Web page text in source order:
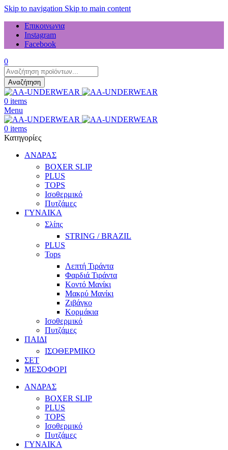
Skip to navigation Skip to main content
Επικοινωνια
Instagram
Facebook
0
Products
search
Αναζήτηση
0 items
Menu
0 items
Κατηγορίες
ΑΝΔΡΑΣ
BOXER SLIP
PLUS
TOPS
Ισοθερμικό
Πυτζάμες
ΓΥΝΑΙΚΑ
Σλίπς
STRING / BRAZIL
PLUS
Tops
Λεπτή Τιράντα
Φαρδιά Τιράντα
Κοντό Μανίκι
Μακρύ Μανίκι
Ζιβάγκο
Κορμάκια
Ισοθερμικό
Πυτζάμες
ΠΑΙΔΙ
ΙΣΟΘΕΡΜΙΚΟ
ΣΕΤ
ΜΕΣΟΦΟΡΙ
ΑΝΔΡΑΣ
BOXER SLIP
PLUS
TOPS
Ισοθερμικό
Πυτζάμες
ΓΥΝΑΙΚΑ